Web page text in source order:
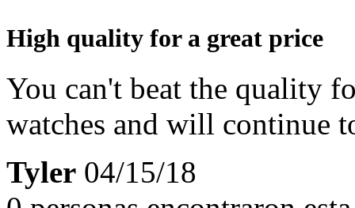
High quality for a great price
You can't beat the quality
watches and will continue
Tyler 04/15/18